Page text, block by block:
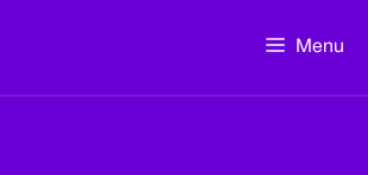
Menu